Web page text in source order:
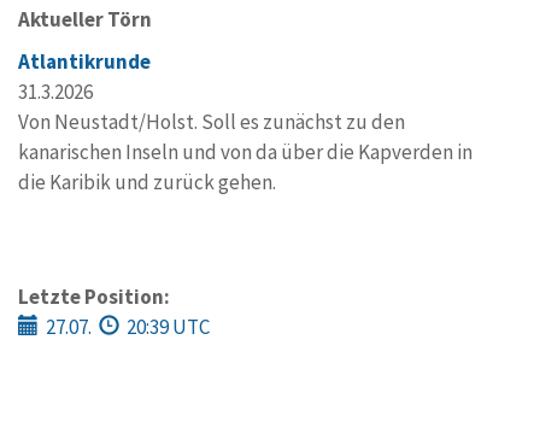
Aktueller Törn
Atlantikrunde
31.3.2026
Von Neustadt/Holst. Soll es zunächst zu den
kanarischen Inseln und von da über die Kapverden in
die Karibik und zurück gehen.
Letzte Position:
27.07.
20:39 UTC